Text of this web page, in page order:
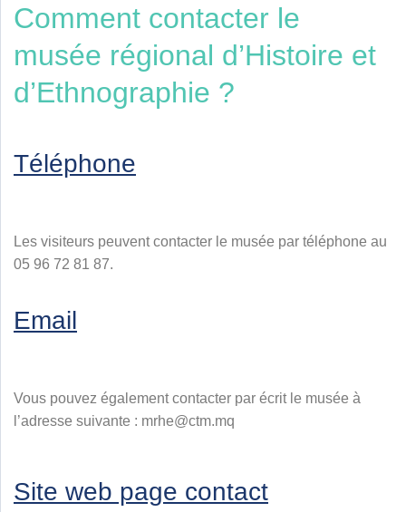
Comment contacter le
musée régional d’Histoire et
d’Ethnographie ?
Téléphone
Les visiteurs peuvent contacter le musée par téléphone au
05 96 72 81 87.
Email
Vous pouvez également contacter par écrit le musée à
l’adresse suivante : mrhe@ctm.mq
Site web page contact